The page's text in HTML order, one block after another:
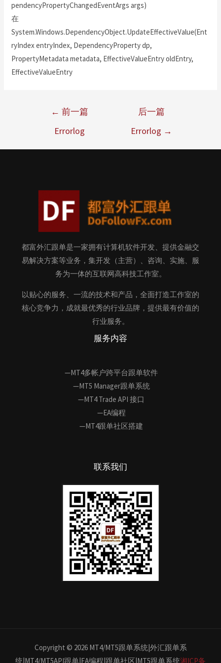
pendencyPropertyChangedEventArgs args)
在
System.Windows.DependencyObject.UpdateEffectiveValue(Ent
ryIndex entryIndex, DependencyProperty dp,
PropertyMetadata metadata, EffectiveValueEntry oldEntry,
EffectiveValueEntry
← 前一篇
Errorlog
后一篇
Errorlog →
都富外汇跟单是一家拥有计算机软件开发、提供金融交
易解决方案等业务，集开发（主营）、咨询、实施、服
务为一体的互联网高科技工作室。
以贴心的服务、一流的技术和产品，全面打造工作室的
核心竞争力，成就最优秀的行业品牌，提供最有价值的
行业服务。
服务内容
—MT4多帐户跨平台跟单软件
—MT5 Manager跟单系统
—MT4 Trade API 接口
—EA编程
—MT4跟单社区搭建
联系我们
Copyright © 2026 MT4/MT5跟单系统|外汇跟单系
统|MT4/MT5API跟单|EA编程|跟单社区|MT5跟单系统湘ICP备